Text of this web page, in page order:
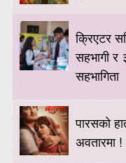
क्रिएटर
सहभागी र
सहभागिता
पारसको
अवतारमा !